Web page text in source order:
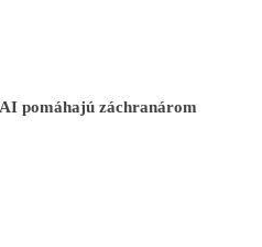
pomáhajú záchranárom